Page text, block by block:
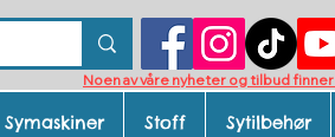
Noen av våre nyheter og tilbud
Symaskiner Stoff Sytilbehør